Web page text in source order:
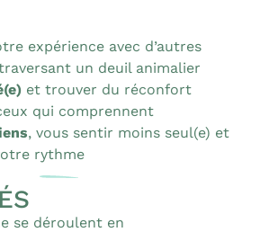
expérience avec d’autres
un deuil animalier
et trouver du réconfort
qui comprennent
, vous sentir moins seul(e) et
rythme
se déroulent en